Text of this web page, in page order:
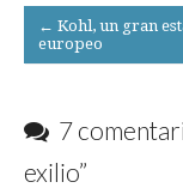
Post
navigation
← Kohl, un gran
europeo
7
exilio”